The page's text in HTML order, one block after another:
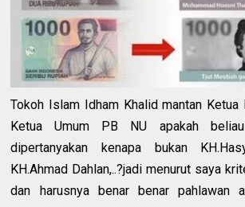
Tokoh Islam Idham Khalid mantan Ketua
Ketua Umum PB NU apakah beliau
dipertanyakan kenapa bukan
KH.Ahmad Dahlan,..?jadi menurut saya
dan harusnya benar benar pahlawan